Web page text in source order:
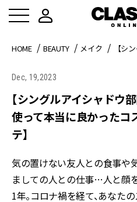
HOME BEAUTY メイク 【シ
Dec, 19,2023
【シングルアイシャドウ
使って本当に良かったコ
テ】
気の置けない友人との食事や
ましての人との仕事…人と顔
1年。コロナ禍を経て、あなた